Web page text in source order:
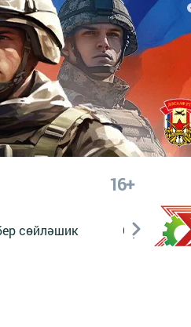
16+
сөйләшик Сүз тарихы